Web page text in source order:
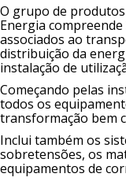
O grupo de
Energia
associados ao
distribuição da
instalação de
Começando pelas
todos os
transformação bem
Inclui também os
sobretensões, os
equipamentos de